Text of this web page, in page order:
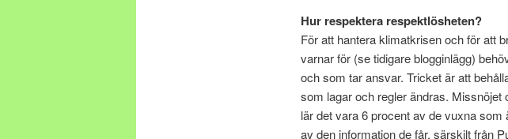
Hur respektera respektlösheten?
För att hantera klimatkrisen och för att
varnar för (se tidigare blogginlägg)
och som tar ansvar. Tricket är att
som lagar och regler ändras.
lär det vara 6 procent av de vuxna
av den information de får, särskilt från